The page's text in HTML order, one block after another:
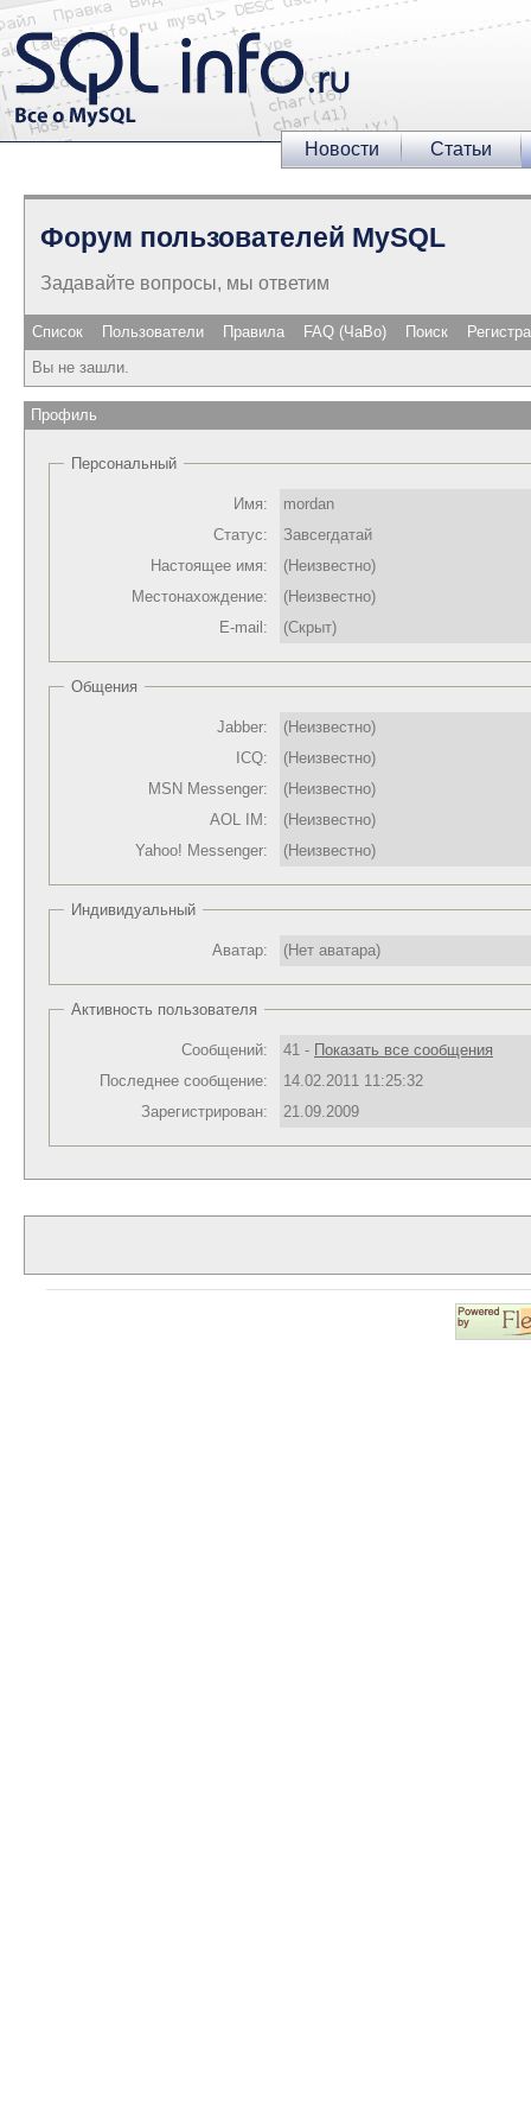
Новости Статьи
Форум пользователей MySQL
Задавайте вопросы, мы ответим
Список Пользователи Правила FAQ (ЧаВо) Поиск
Вы не зашли.
Профиль
Персональный
Имя:
mordan
Статус:
Завсегдатай
Настоящее имя:
(Неизвестно)
Местонахождение:
(Неизвестно)
E-mail:
(Скрыт)
Общения
Jabber:
(Неизвестно)
ICQ:
(Неизвестно)
MSN Messenger:
(Неизвестно)
AOL IM:
(Неизвестно)
Yahoo! Messenger:
(Неизвестно)
Индивидуальный
Аватар: (Нет аватара)
Активность пользователя
Сообщений: 41 - Показать все сообщения
Последнее сообщение:
14.02.2011 11:25:32
Зарегистрирован:
21.09.2009